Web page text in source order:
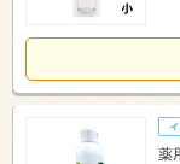
薬